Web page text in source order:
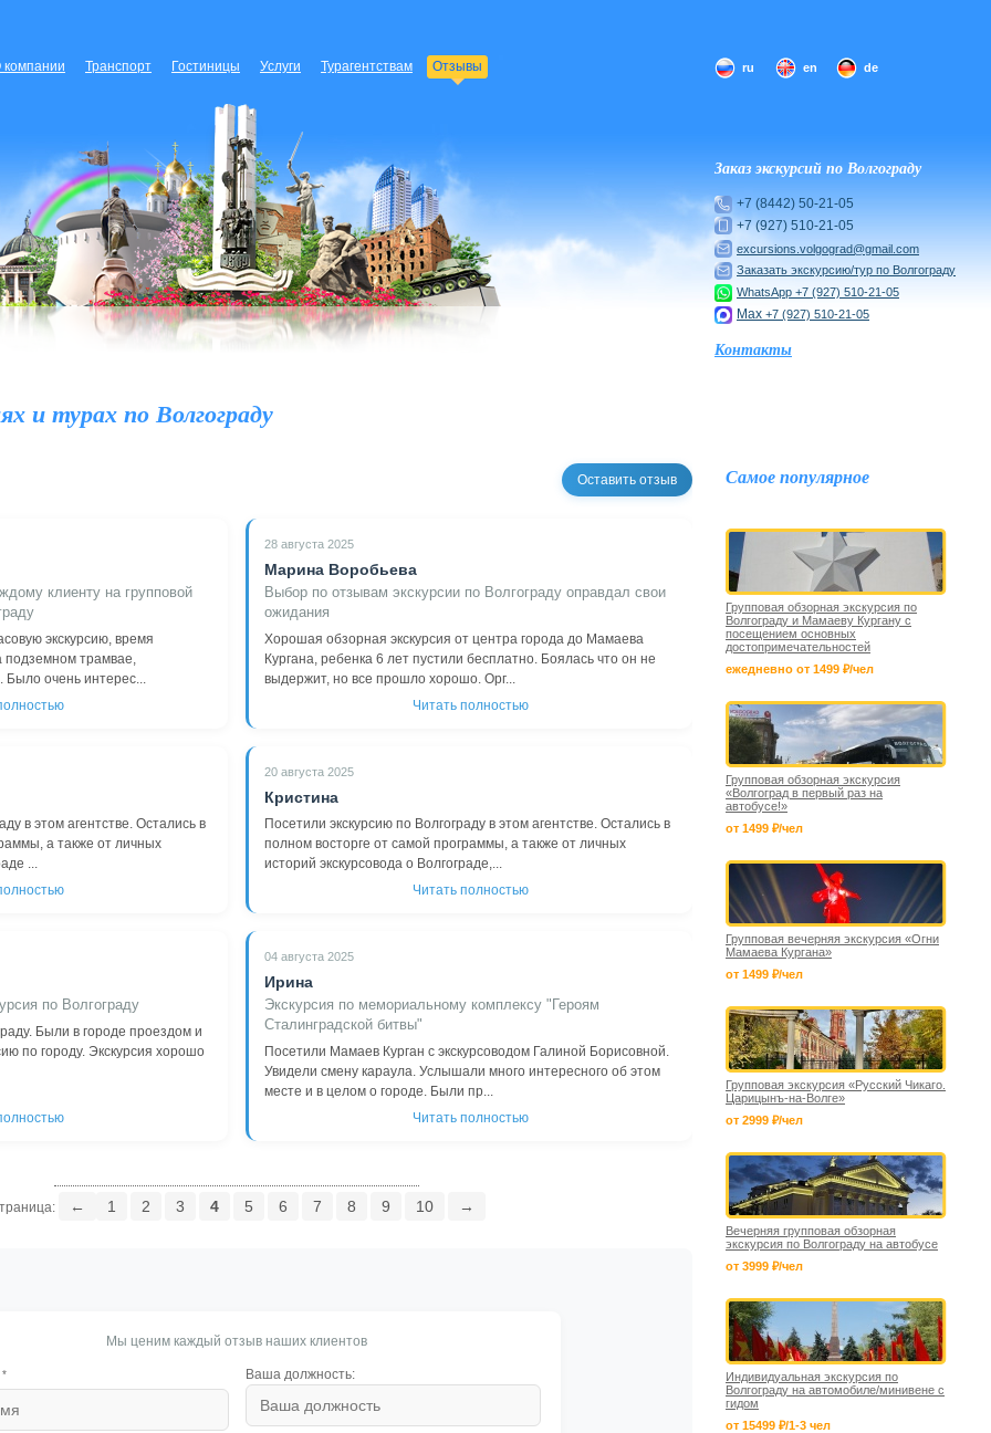
компании Транспорт Гостиницы Услуги Турагентствам Отзывы ru en de
Заказ экскурсий по Волгограду
+7 (8442) 50-21-05
+7 (927) 510-21-05
excursions.volgograd@gmail.com
Заказать экскурсию/тур по Волгограду
WhatsApp +7 (927) 510-21-05
Max +7 (927) 510-21-05
Контакты
и турах по Волгограду
Оставить отзыв
клиенту на групповой
экскурсию, время
подземном трамвае,
Было очень интерес...
28 августа 2025
Марина Воробьева
Выбор по отзывам экскурсии по Волгограду оправдал свои
ожидания
Хорошая обзорная экскурсия от центра города до Мамаева
Кургана, ребенка 6 лет пустили бесплатно. Боялась что он не
выдержит, но все прошло хорошо. Орг...
Читать полностью
в этом агентстве. Остались в
а также от личных
...
20 августа 2025
Кристина
Посетили экскурсию по Волгограду в этом агентстве. Остались в
полном восторге от самой программы, а также от личных
историй экскурсовода о Волгограде,...
Читать полностью
по Волгограду
Были в городе проездом и
по городу. Экскурсия хорошо
04 августа 2025
Ирина
Экскурсия по мемориальному комплексу "Героям
Сталинградской битвы"
Посетили Мамаев Курган с экскурсоводом Галиной Борисовной.
Увидели смену караула. Услышали много интересного об этом
месте и в целом о городе. Были пр...
Читать полностью
← 1 2 3 4 5 6 7 8 9 10 →
Мы ценим каждый отзыв наших клиентов
* Ваша должность:
Самое популярное
Групповая обзорная экскурсия по
Волгограду и Мамаеву Кургану с
посещением основных
достопримечательностей
ежедневно от 1499 ₽/чел
Групповая обзорная экскурсия
«Волгоград в первый раз на
автобусе!»
от 1499 ₽/чел
Групповая вечерняя экскурсия «Огни
Мамаева Кургана»
от 1499 ₽/чел
Групповая экскурсия «Русский Чикаго.
Царицынъ-на-Волге»
от 2999 ₽/чел
Вечерняя групповая обзорная
экскурсия по Волгограду на автобусе
от 3999 ₽/чел
Индивидуальная экскурсия по
Волгограду на автомобиле/минивене с
гидом
от 15499 ₽/1-3 чел